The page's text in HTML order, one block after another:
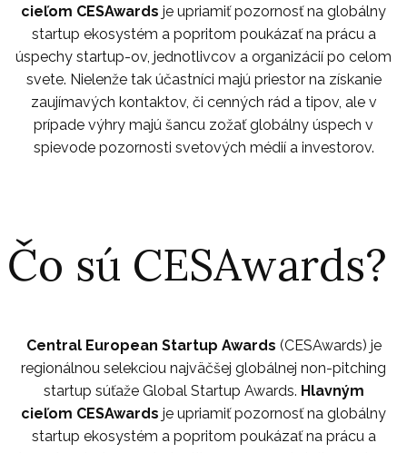
cieľom CESAwards je upriamiť pozornosť na globálny
startup ekosystém a popritom poukázať na prácu a
úspechy startup-ov, jednotlivcov a organizácií po celom
svete. Nielenže tak účastníci majú priestor na získanie
zaujímavých kontaktov, či cenných rád a tipov, ale v
prípade výhry majú šancu zožať globálny úspech v
spievode pozornosti svetových médií a investorov.
Čo sú CESAwards?
Central European Startup Awards (CESAwards) je
regionálnou selekciou najväčšej globálnej non-pitching
startup súťaže Global Startup Awards. Hlavným
cieľom CESAwards je upriamiť pozornosť na globálny
startup ekosystém a popritom poukázať na prácu a